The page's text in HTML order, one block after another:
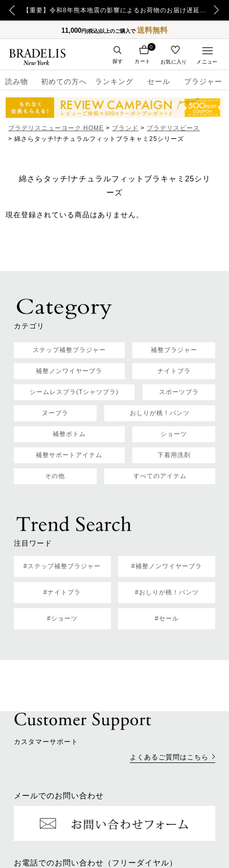
【重要】日本郵便の障害による配送への影響についてのお詫び 【重要】令和8年熊本地震の影響によるお荷物のお届け遅延について
11,000円(税込)以上のご購入で送料無料
読み物 初めての方へ ランキング セール ブラジャー
カート
0
お気に入り
探す メニュー
ブラデリスニューヨーク HOME ブランド
ブラデリスピース
綿さらタッチ!ナチュラルフィットブラキャミ25シリーズ
綿さらタッチ!ナチュラルフィットブラキャミ25シリ
ーズ
現在登録されている商品はありません。
カテゴリ
ステップ補整ブラジャー 補整ブラジャー
補整ノンワイヤーブラ ナイトブラ
シームレスブラ(Tシャツブラ) スポーツブラ
ヌーブラ おしりが桃！パンツ
補整ボトム ショーツ
補整サポートアイテム 下着用洗剤
その他 すべてのアイテム
注目ワード
#ステップ補整ブラジャー #補整ノンワイヤーブラ
#ナイトブラ #おしりが桃！パンツ
#ショーツ #セール
カスタマーサポート
よくあるご質問はこちら
メールでのお問い合わせ
お電話でのお問い合わせ（フリーダイヤル）